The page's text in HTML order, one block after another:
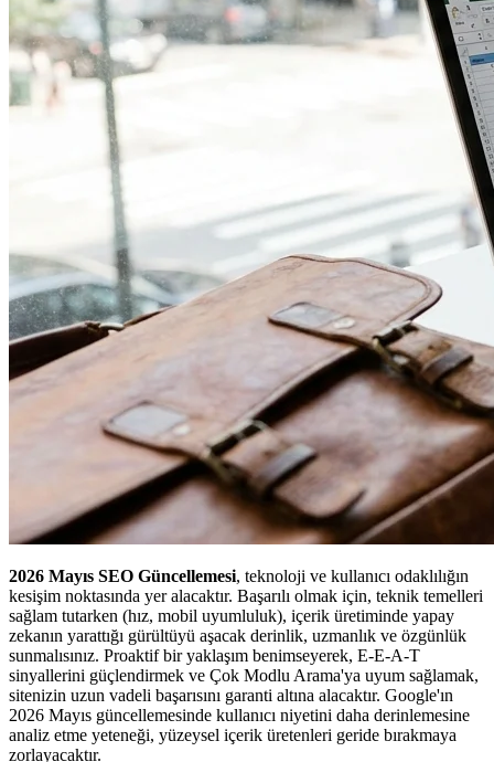
2026 Mayıs SEO Güncellemesi, teknoloji ve kullanıcı odaklılığın
kesişim noktasında yer alacaktır. Başarılı olmak için, teknik temelleri
sağlam tutarken (hız, mobil uyumluluk), içerik üretiminde yapay
zekanın yarattığı gürültüyü aşacak derinlik, uzmanlık ve özgünlük
sunmalısınız. Proaktif bir yaklaşım benimseyerek, E-E-A-T
sinyallerini güçlendirmek ve Çok Modlu Arama'ya uyum sağlamak,
sitenizin uzun vadeli başarısını garanti altına alacaktır. Google'ın
2026 Mayıs güncellemesinde kullanıcı niyetini daha derinlemesine
analiz etme yeteneği, yüzeysel içerik üretenleri geride bırakmaya
zorlayacaktır.